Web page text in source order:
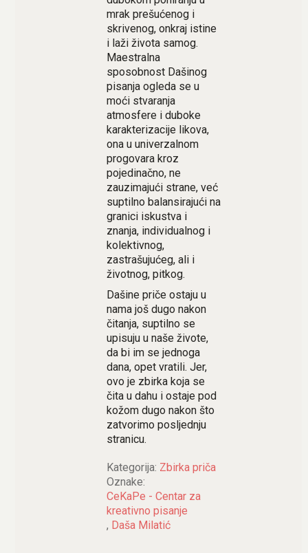
mrak prešućenog i
skrivenog, onkraj istine
i laži života samog.
Maestralna
sposobnost Dašinog
pisanja ogleda se u
moći stvaranja
atmosfere i duboke
karakterizacije likova,
ona u univerzalnom
progovara kroz
pojedinačno, ne
zauzimajući strane, već
suptilno balansirajući na
granici iskustva i
znanja, individualnog i
kolektivnog,
zastrašujućeg, ali i
životnog, pitkog.
Dašine priče ostaju u
nama još dugo nakon
čitanja, suptilno se
upisuju u naše živote,
da bi im se jednoga
dana, opet vratili. Jer,
ovo je zbirka koja se
čita u dahu i ostaje pod
kožom dugo nakon što
zatvorimo posljednju
stranicu.
Kategorija: Zbirka priča
Oznake:
CeKaPe - Centar za
kreativno pisanje
, Daša Milatić